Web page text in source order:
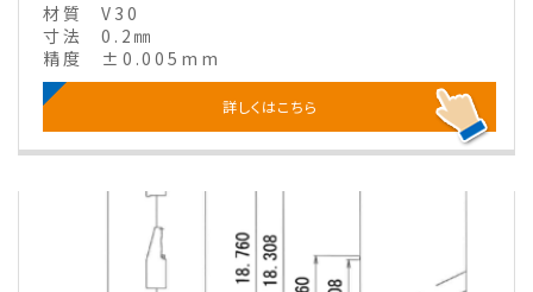
材質
V30
寸法
0.2㎜
精度
±0.005mm
詳しくはこちら